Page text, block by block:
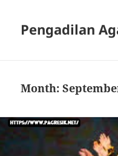
Pengadilan
Month: